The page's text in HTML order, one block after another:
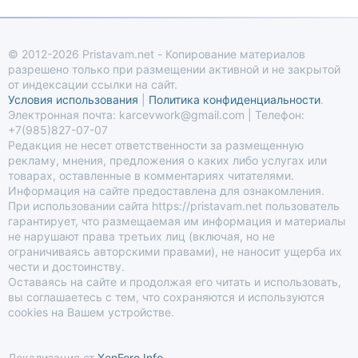
© 2012-2026 Pristavam.net - Копирование материалов
разрешено только при размещении активной и не закрытой
от индексации ссылки на сайт.
Условия использования
Политика конфиденциальности.
Электронная почта: karcevwork@gmail.com | Телефон:
+7(985)827-07-07
Редакция не несет ответственности за размещенную
рекламу, мнения, предложения о каких либо услугах или
товарах, оставленные в комментариях читателями.
Информация на сайте предоставлена для ознакомления.
При использовании сайта https://pristavam.net пользователь
гарантирует, что размещаемая им информация и материалы
не нарушают права третьих лиц (включая, но не
ограничиваясь авторскими правами), не наносит ущерба их
чести и достоинству.
Оставаясь на сайте и продолжая его читать и использовать,
вы соглашаетесь с тем, что сохраняются и используются
cookies на Вашем устройстве.